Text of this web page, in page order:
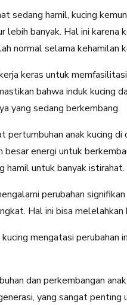
sedang hamil, kucing
lebih banyak. Hal ini karena
normal selama kehamilan
keras untuk
bahwa induk kucing
yang sedang berkembang.
anak kucing di
energi untuk
hamil untuk banyak istirahat.
perubahan
Hal ini bisa melelahkan
mengatasi perubahan
dan perkembangan
yang sangat penting